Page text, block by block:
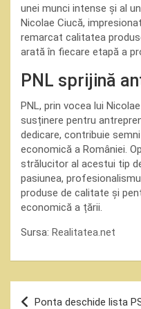
unei munci intense și al
Nicolae Ciucă,
remarcat calitatea
arată în fiecare etapă a
PNL sprijină
PNL, prin vocea lui
susținere pentru
dedicare, contribuie
economică a României.
strălucitor al acestui tip
pasiunea,
produse de calitate și
economică a țării.
Sursa: Realitatea.net
Navigare
Ponta deschide lista